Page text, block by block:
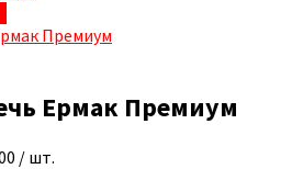
Ермак Премиум
/ шт.